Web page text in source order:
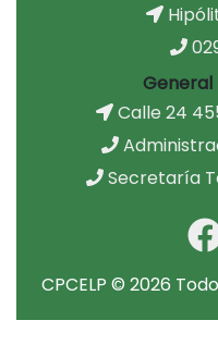
General
Calle 24
Secretaría
CPCELP © 2026